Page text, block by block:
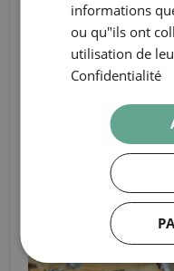
informations
ou qu"ils ont
utilisation de
Confidentialité